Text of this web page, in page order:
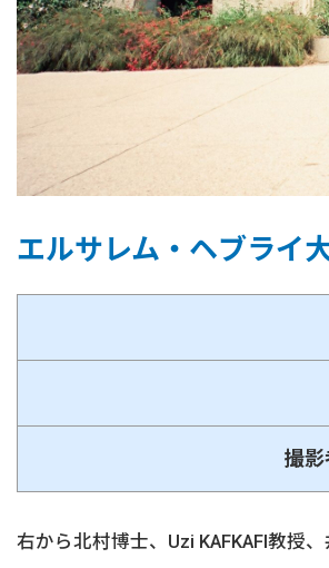
エルサレム・ヘブライ
撮影
右から北村博士、Uzi KAFKAFI教授